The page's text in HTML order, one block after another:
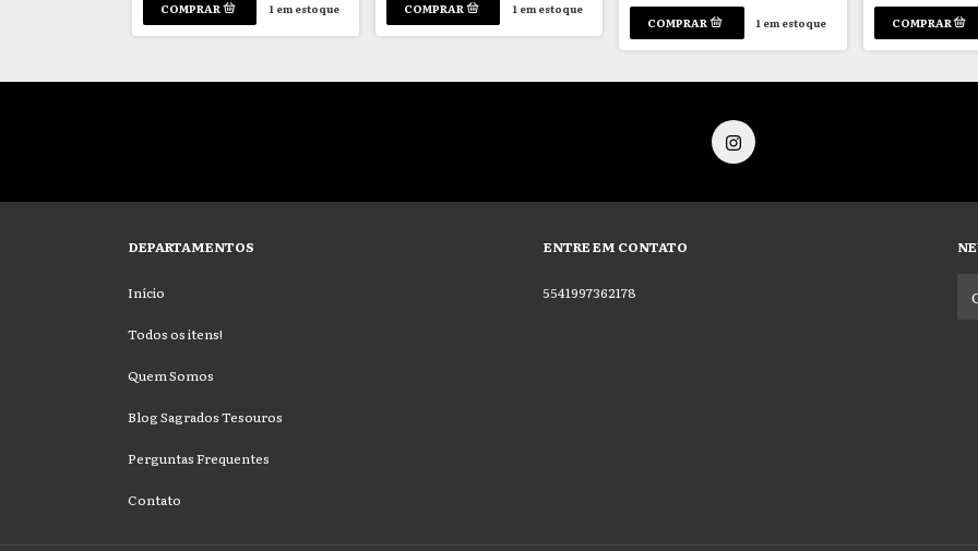
1em estoque 1em estoque
1 em estoque
DEPARTAMENTOS
Início
Todos os itens!
Quem Somos
Blog Sagrados Tesouros
Perguntas Frequentes
Contato
ENTRE EM CONTATO
5541997362178